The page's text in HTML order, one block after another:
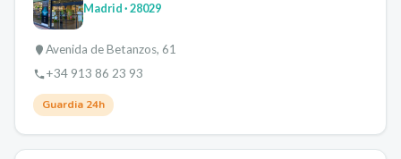
Madrid· 28029
Avenida de Betanzos, 61
+34 913 86 23 93
Guardia 24h